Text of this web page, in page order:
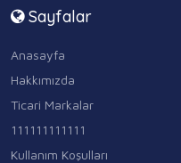
Sayfalar
Anasayfa
Hakkımızda
Ticari Markalar
111111111111
Kullanım Koşulları